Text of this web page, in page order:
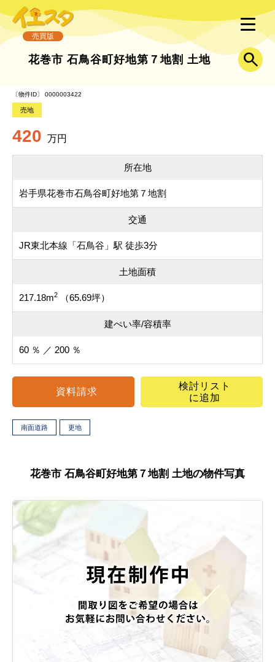
売買版
花巻市 石鳥谷町好地第７地割 土地
〔物件ID〕 0000003422
売地
420 万円
所在地
岩手県花巻市石鳥谷町好地第７地割
交通
JR東北本線「石鳥谷」駅 徒歩3分
土地面積
217.18m2 （65.69坪）
建ぺい率/容積率
60 ％ ／ 200 ％
資料請求
検討リスト
に追加
南面道路 更地
花巻市 石鳥谷町好地第７地割 土地の物件写真